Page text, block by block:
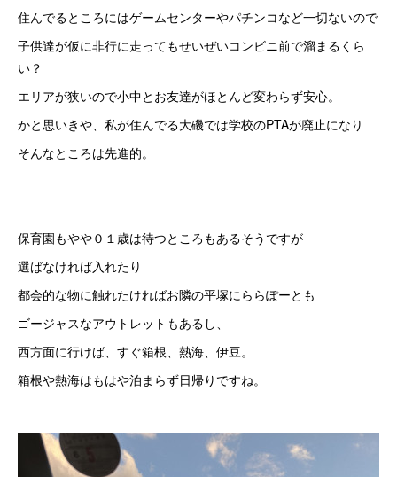
住んでるところにはゲームセンターやパチンコなど一切ないので
子供達が仮に非行に走ってもせいぜいコンビニ前で溜まるくら
い？
エリアが狭いので小中とお友達がほとんど変わらず安心。
かと思いきや、私が住んでる大磯では学校のPTAが廃止になり
そんなところは先進的。
保育園もやや０１歳は待つところもあるそうですが
選ばなければ入れたり
都会的な物に触れたければお隣の平塚にららぽーとも
ゴージャスなアウトレットもあるし、
西方面に行けば、すぐ箱根、熱海、伊豆。
箱根や熱海はもはや泊まらず日帰りですね。